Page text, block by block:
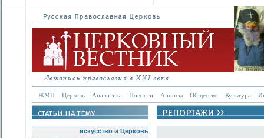
ЖМП Церковь Аналитика Новости Анонсы Общество Культура
искусство и Церковь